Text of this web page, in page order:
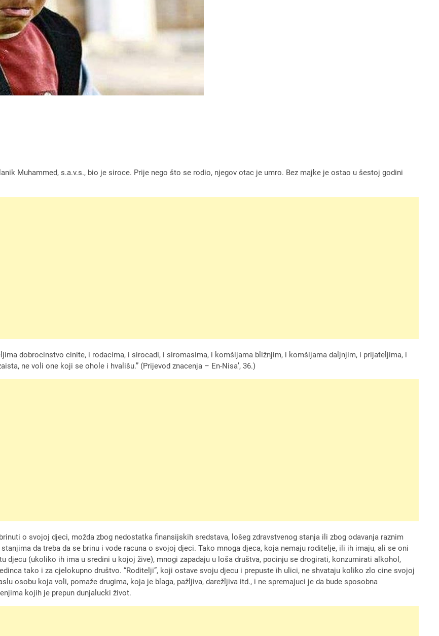
Muhammed, s.a.v.s., bio je siroce. Prije nego što se rodio, njegov otac je umro. Bez majke je ostao u šestoj godini
dobrocinstvo cinite, i rodacima, i sirocadi, i siromasima, i komšijama bližnjim, i komšijama daljnjim, i prijateljima, i
ne voli one koji se ohole i hvališu.” (Prijevod znacenja – En-Nisa’, 36.)
o svojoj djeci, možda zbog nedostatka finansijskih sredstava, lošeg zdravstvenog stanja ili zbog odavanja raznim
da treba da se brinu i vode racuna o svojoj djeci. Tako mnoga djeca, koja nemaju roditelje, ili ih imaju, ali se oni
djecu (ukoliko ih ima u sredini u kojoj žive), mnogi zapadaju u loša društva, pocinju se drogirati, konzumirati alkohol,
tako i za cjelokupno društvo. “Roditelji”, koji ostave svoju djecu i prepuste ih ulici, ne shvataju koliko zlo cine svojoj
osobu koja voli, pomaže drugima, koja je blaga, pažljiva, darežljiva itd., i ne spremajuci je da bude sposobna
kojih je prepun dunjalucki život.